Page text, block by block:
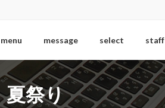
menu message select staff
夏祭り